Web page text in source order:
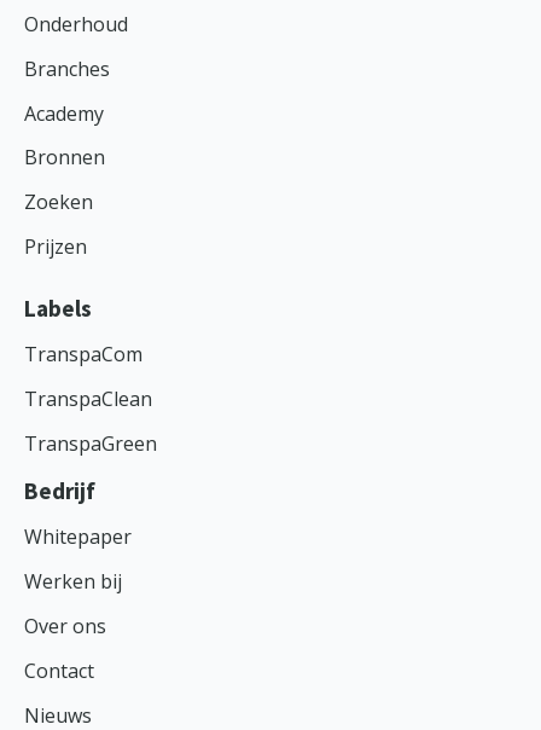
Onderhoud
Branches
Academy
Bronnen
Zoeken
Prijzen
Labels
TranspaCom
TranspaClean
TranspaGreen
Bedrijf
Whitepaper
Werken bij
Over ons
Contact
Nieuws